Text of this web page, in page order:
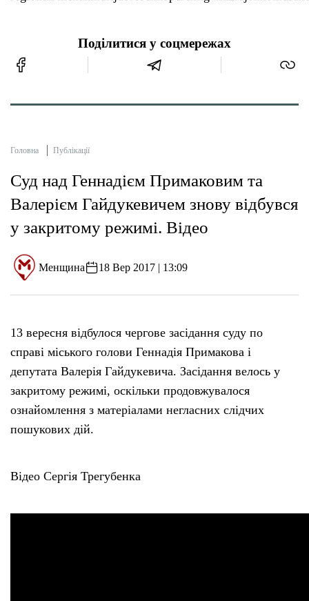
Поділитися у соцмережах
Головна Публікації
Суд над Геннадієм Примаковим та
Валерієм Гайдукевичем знову відбувся
у закритому режимі. Відео
Менщина 18 Вер 2017 | 13:09
13 вересня відбулося чергове засідання суду по
справі міського голови Геннадія Примакова і
депутата Валерія Гайдукевича. Засідання велось у
закритому режимі, оскільки продовжувалося
ознайомлення з матеріалами негласних слідчих
пошукових дій.
Відео Сергія Трегубенка